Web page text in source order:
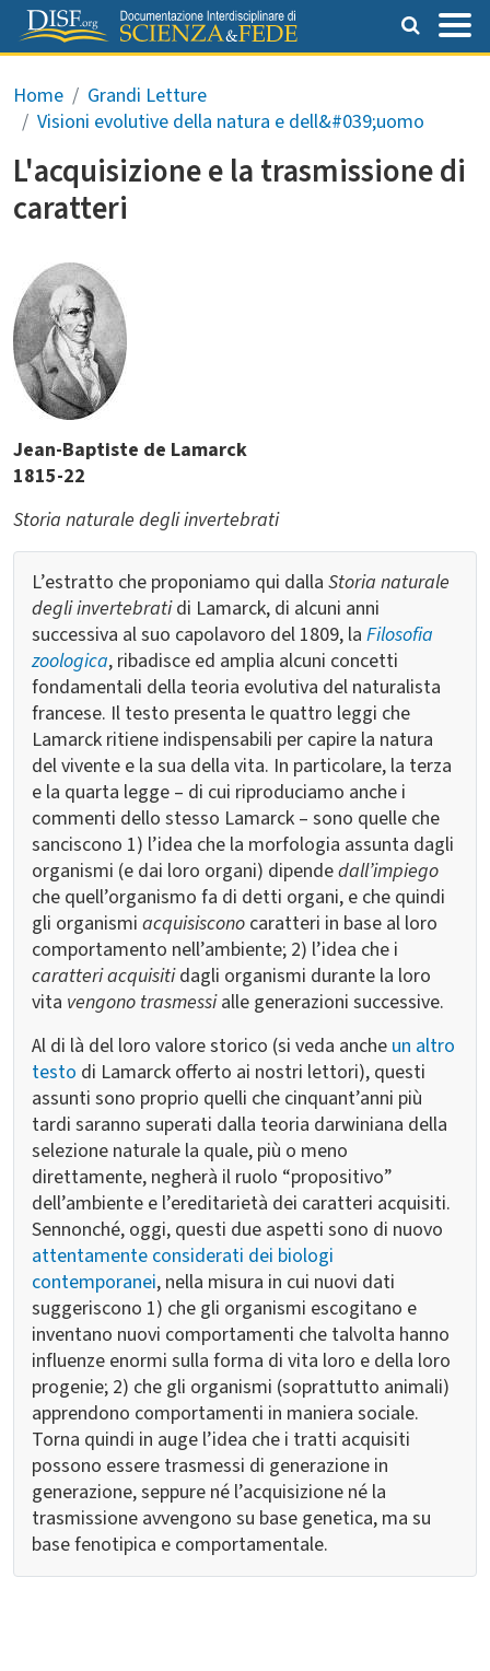
Salta al contenuto principale
Briciole di pane
Home
Grandi Letture
Visioni evolutive della natura e dell&#039;uomo
L'acquisizione e la trasmissione di
caratteri
Jean-Baptiste de Lamarck
1815-22
Storia naturale degli invertebrati
L’estratto che proponiamo qui dalla Storia naturale
degli invertebratidi Lamarck, di alcuni anni
successiva al suo capolavoro del 1809, la Filosofia
zoologica, ribadisce ed amplia alcuni concetti
fondamentali della teoria evolutiva del naturalista
francese. Il testo presenta le quattro leggi che
Lamarck ritiene indispensabili per capire la natura
del vivente e la sua della vita. In particolare, la terza
e la quarta legge – di cui riproduciamo anche i
commenti dello stesso Lamarck – sono quelle che
sanciscono 1) l’idea che la morfologia assunta dagli
organismi (e dai loro organi) dipendedall’impiego
che quell’organismo fa di detti organi, e che quindi
gli organismi acquisiscono caratteri in base al loro
comportamento nell’ambiente; 2) l’idea che i
caratteri acquisitidagli organismi durante la loro
vita vengono trasmessialle generazioni successive.
Al di là del loro valore storico (si veda anche un altro
testo di Lamarck offerto ai nostri lettori), questi
assunti sono proprio quelli che cinquant’anni più
tardi saranno superati dalla teoria darwiniana della
selezione naturale la quale, più o meno
direttamente, negherà il ruolo “propositivo”
dell’ambiente e l’ereditarietà dei caratteri acquisiti.
Sennonché, oggi, questi due aspetti sono di nuovo
attentamente considerati dei biologi
contemporanei, nella misura in cui nuovi dati
suggeriscono 1) che gli organismi escogitano e
inventano nuovi comportamenti che talvolta hanno
influenze enormi sulla forma di vita loro e della loro
progenie; 2) che gli organismi (soprattutto animali)
apprendono comportamenti in maniera sociale.
Torna quindi in auge l’idea che i tratti acquisiti
possono essere trasmessi di generazione in
generazione, seppure né l’acquisizione né la
trasmissione avvengono su base genetica, ma su
base fenotipica e comportamentale.